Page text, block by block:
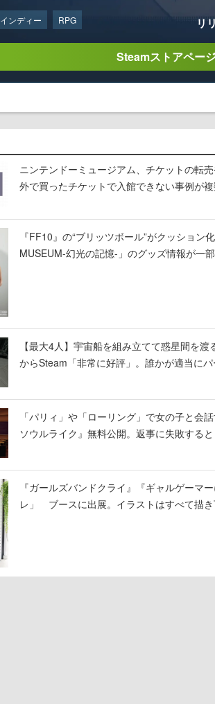
インディー RPG リ
Steamストアペー
ニンテンドーミュージアム、チケットの転
外で買ったチケットで入館できない事例が
『FF10』の“ブリッツボール”がクッション
MUSEUM-幻光の記憶-」のグッズ情報が一
【最大4人】宇宙船を組み立てて惑星間を
からSteam「非常に好評」。誰かが適当に
「パリィ」や「ローリング」で女の子と会
ソウルライク』無料公開。返事に失敗すると
『ガールズバンドクライ』『ギャルゲーマ
レ」 ブースに出展。イラストはすべて描